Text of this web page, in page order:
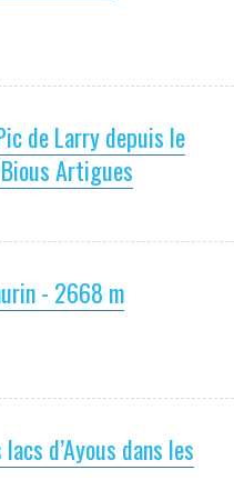
de Larry depuis le
Artigues
- 2668 m
d’Ayous dans les